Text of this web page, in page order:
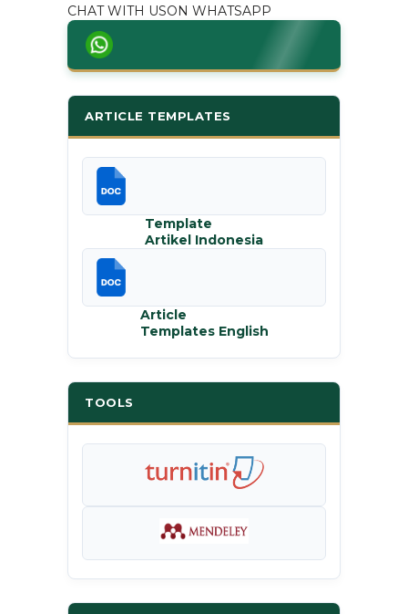
CHAT WITH USON WHATSAPP
ARTICLE TEMPLATES
Template
Artikel Indonesia
Article
Templates English
TOOLS